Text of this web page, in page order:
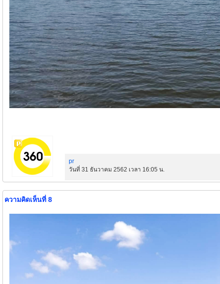
pr
วันที่ 31 ธันวาคม 2562 เวลา 16:05 น.
ความคิดเห็นที่ 8